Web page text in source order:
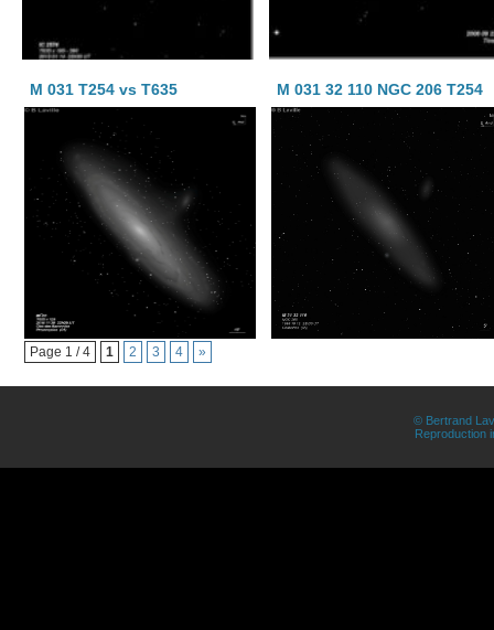
M 031 T254 vs T635 M 031 32 110 NGC 206 T254
Page 1 / 4 1 2 3 4 »
© Bertrand
Reproduction